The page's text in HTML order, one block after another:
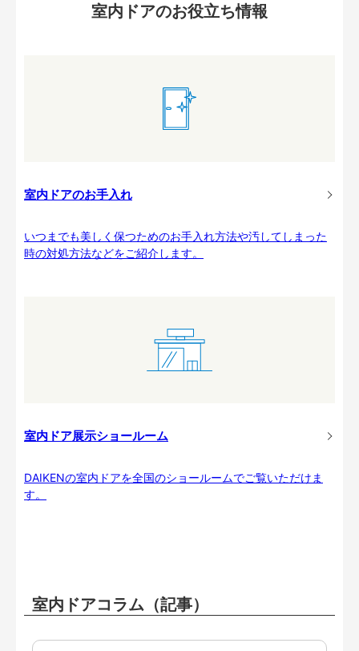
室内ドアのお役立ち情報
室内ドアのお手入れ
いつまでも美しく保つためのお手入れ方法や汚してしまった
時の対処方法などをご紹介します。
室内ドア展示ショールーム
DAIKENの室内ドアを全国のショールームでご覧いただけま
す。
室内ドアコラム（記事）